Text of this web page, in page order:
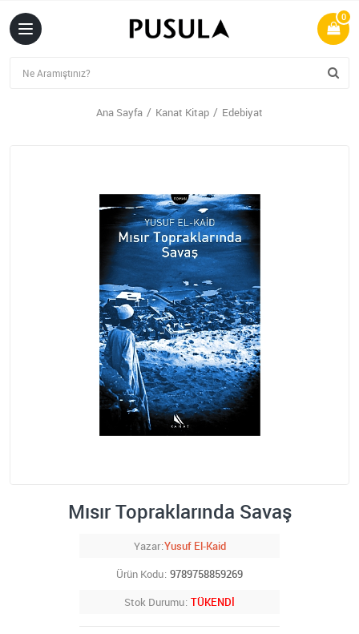
0
Ana Sayfa Kanat Kitap Edebiyat
Mısır Topraklarında Savaş
Yazar Yusuf El-Kaid
Ürün Kodu 9789758859269
Stok Durumu TÜKENDİ